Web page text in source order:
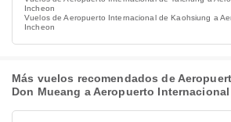
Incheon
Vuelos de Aeropuerto Internacional de Kaohsiung a
Incheon
Más vuelos recomendados de
Don Mueang a Aeropuerto